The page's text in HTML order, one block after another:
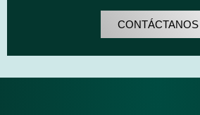
CONTÁCTANOS